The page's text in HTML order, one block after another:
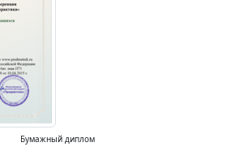
Бумажный диплом